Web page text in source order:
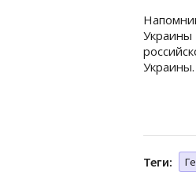
Украины.
Теги: